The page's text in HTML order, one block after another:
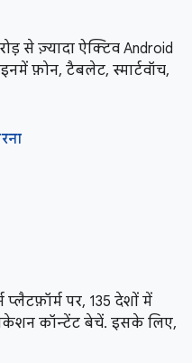
से ज़्यादा ऐक्टिव Android
फ़ोन, टैबलेट, स्मार्टवॉच,
पर, 135 देशों में
कॉन्टेंट बेचें. इसके लिए,